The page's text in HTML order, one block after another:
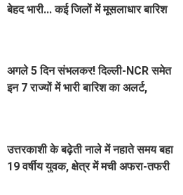
बेहद भारी... कई जिलों में मूसलाधार बारिश
अगले 5 दिन संभलकर! दिल्ली-NCR समेत
इन 7 राज्यों में भारी बारिश का अलर्ट,
उत्तरकाशी के बढ़ेती नाले में नहाते समय बहा
19 वर्षीय युवक, क्षेत्र में मची अफरा-तफरी